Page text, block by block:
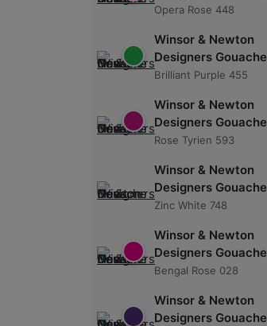
Opera Rose 448
Winsor & Newton
Designers Gouache
Brilliant Purple 455
Winsor & Newton
Designers Gouache
Rose Tyrien 593
Winsor & Newton
Designers Gouache
Zinc White 748
Winsor & Newton
Designers Gouache
Bengal Rose 028
Winsor & Newton
Designers Gouache